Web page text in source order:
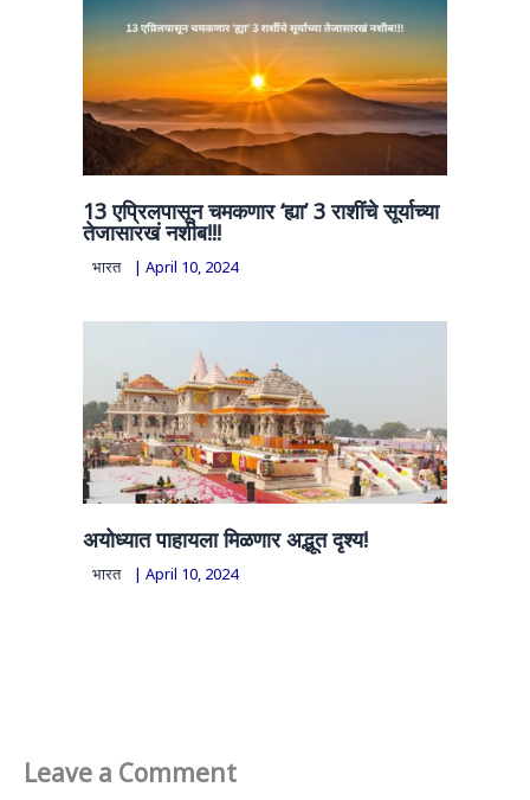
13 एप्रिलपासून चमकणार ‘ह्या’ 3 राशींचे सूर्याच्या
तेजासारखं नशीब!!!
भारत | April 10, 2024
अयोध्यात पाहायला मिळणार अद्भूत दृश्य!
भारत | April 10, 2024
Leave a Comment